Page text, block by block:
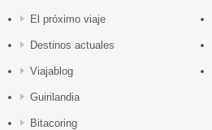
El próximo viaje
Destinos actuales
Viajablog
Guirilandia
Bitacoring